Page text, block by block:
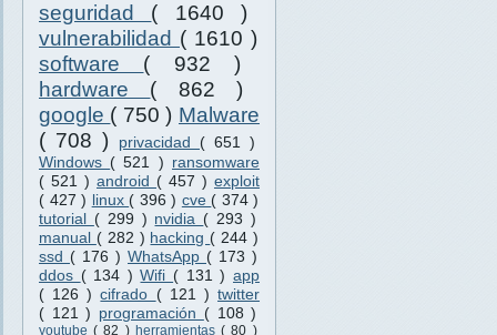
seguridad ( 1640 )
vulnerabilidad ( 1610 )
software ( 932 )
hardware ( 862 )
google ( 750 ) Malware
( 708 )
privacidad ( 651 )
Windows ( 521 ) ransomware
( 521 ) android ( 457 ) exploit
( 427 ) linux ( 396 ) cve ( 374 )
tutorial ( 299 ) nvidia ( 293 )
manual ( 282 ) hacking ( 244 )
ssd ( 176 ) WhatsApp ( 173 )
ddos ( 134 )Wifi ( 131 ) app
( 126 )cifrado ( 121 )twitter
( 121 ) programación ( 108 )
youtube( 82 ) herramientas( 80 )